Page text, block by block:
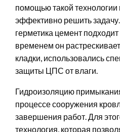
помощью такой
эффективно решить
герметика цемент подходит
временем он
кладки, использовались
защиты ЦПС от влаги.
Гидроизоляцию
процессе сооружения
завершения работ. Для
технология, которая